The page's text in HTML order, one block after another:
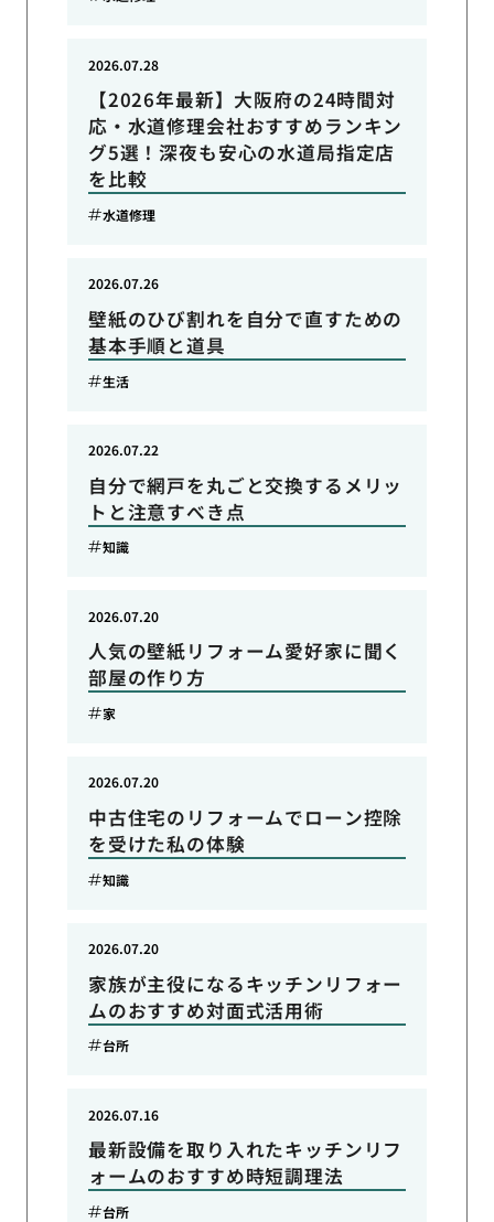
【2026年最新】大阪府の24時間対
応・水道修理会社おすすめランキン
グ5選！深夜も安心の水道局指定店
を比較
2026.07.28
水道修理
壁紙のひび割れを自分で直すための
基本手順と道具
2026.07.26
生活
自分で網戸を丸ごと交換するメリッ
トと注意すべき点
2026.07.22
知識
人気の壁紙リフォーム愛好家に聞く
部屋の作り方
2026.07.20
家
中古住宅のリフォームでローン控除
を受けた私の体験
2026.07.20
知識
家族が主役になるキッチンリフォー
ムのおすすめ対面式活用術
2026.07.20
台所
最新設備を取り入れたキッチンリフ
ォームのおすすめ時短調理法
2026.07.16
台所